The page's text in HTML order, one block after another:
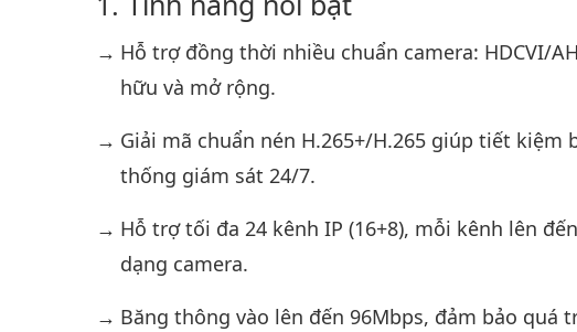
Hỗ trợ đồng thời nhiều chuẩn camera: HDCVI/
hữu và mở rộng.
Giải mã chuẩn nén H.265+/H.265 giúp tiết
thống giám sát 24/7.
Hỗ trợ tối đa 24 kênh IP (16+8), mỗi kênh lên
dạng camera.
Băng thông vào lên đến 96Mbps, đảm bảo quá